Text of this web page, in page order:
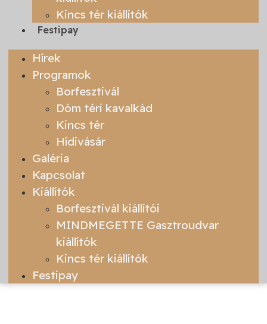
Kincs tér kiállítók
Festipay
Hírek
Programok
Borfesztivál
Dóm téri kavalkád
Kincs tér
Hídivásár
Galéria
Kapcsolat
Kiállítók
Borfesztivál kiállítói
MINDMEGETTE Gasztroudvar
kiállítók
Kincs tér kiállítók
Festipay